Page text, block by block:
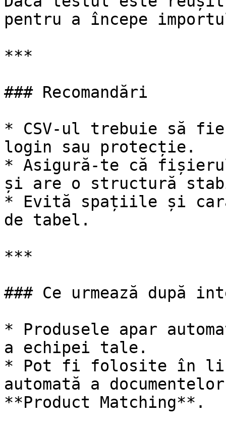
pentru a începe
***
### Recomandări
* CSV-ul trebuie să
login sau protecție.
* Asigură-te că fișierul
și are o structură
* Evită spațiile și
de tabel.
***
### Ce urmează după
* Produsele apar
a echipei tale.
* Pot fi folosite în
automată a
**Product Matching**.